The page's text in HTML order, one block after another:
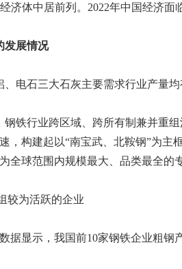
济体中居前列。2022年中国经济
发展情况
、电石三大石灰主要需求行业产量
钢铁行业跨区域、跨所有制兼并重
，构建起以“南宝武、北鞍钢”为
全球范围内规模最大、品类最全
较为活跃的企业
据显示，我国前10家钢铁企业粗钢